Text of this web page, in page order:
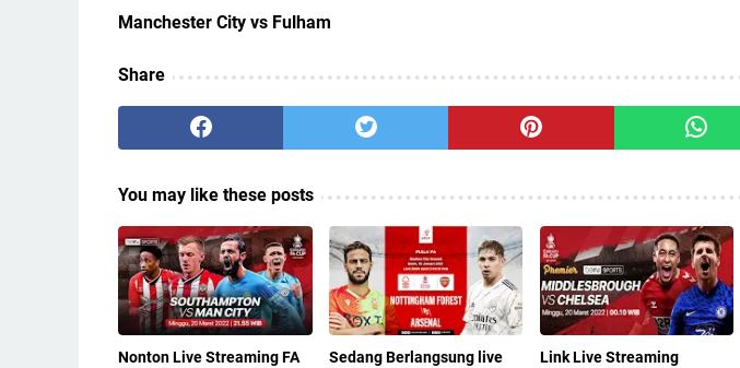
Manchester City vs Fulham
Share
You may like these posts
Nonton Live Streaming FA
Sedang Berlangsung live
Link Live Streaming